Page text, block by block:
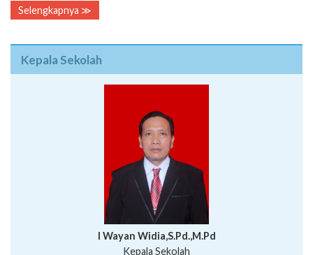
Selengkapnya ≫
Kepala Sekolah
I Wayan Widia,S.Pd.,M.Pd
Kepala Sekolah